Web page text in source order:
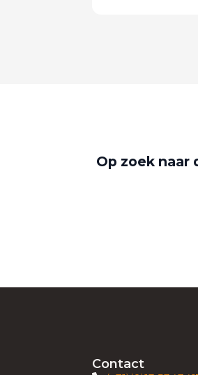
Op zoek naar
Contact